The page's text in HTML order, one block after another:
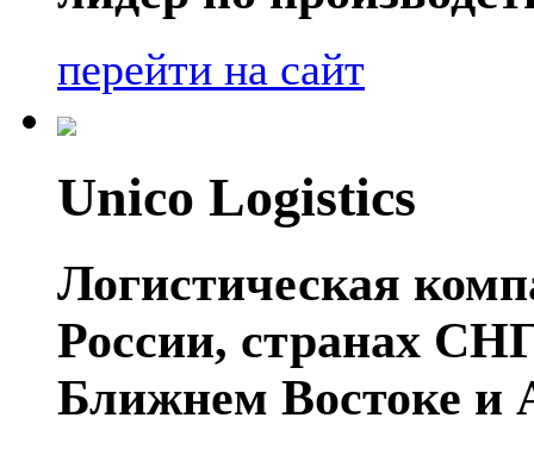
перейти на сайт
Unico Logistics
Логистическая
России, странах
Ближнем Востоке и